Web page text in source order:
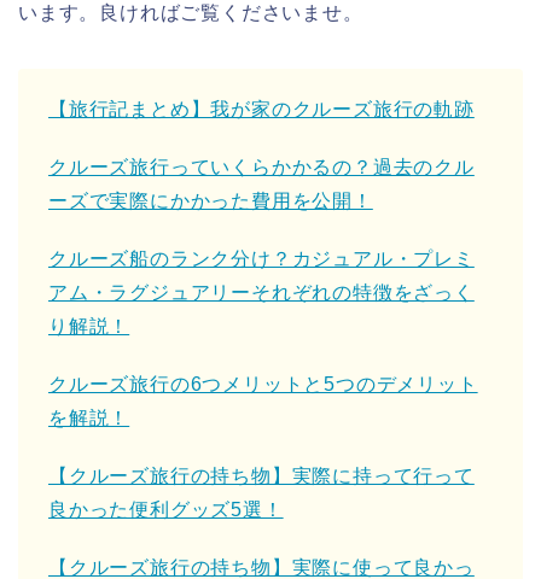
います。良ければご覧くださいませ。
【旅行記まとめ】我が家のクルーズ旅行の軌跡
クルーズ旅行っていくらかかるの？過去のクル
ーズで実際にかかった費用を公開！
クルーズ船のランク分け？カジュアル・プレミ
アム・ラグジュアリーそれぞれの特徴をざっく
り解説！
クルーズ旅行の6つメリットと5つのデメリット
を解説！
【クルーズ旅行の持ち物】実際に持って行って
良かった便利グッズ5選！
【クルーズ旅行の持ち物】実際に使って良かっ